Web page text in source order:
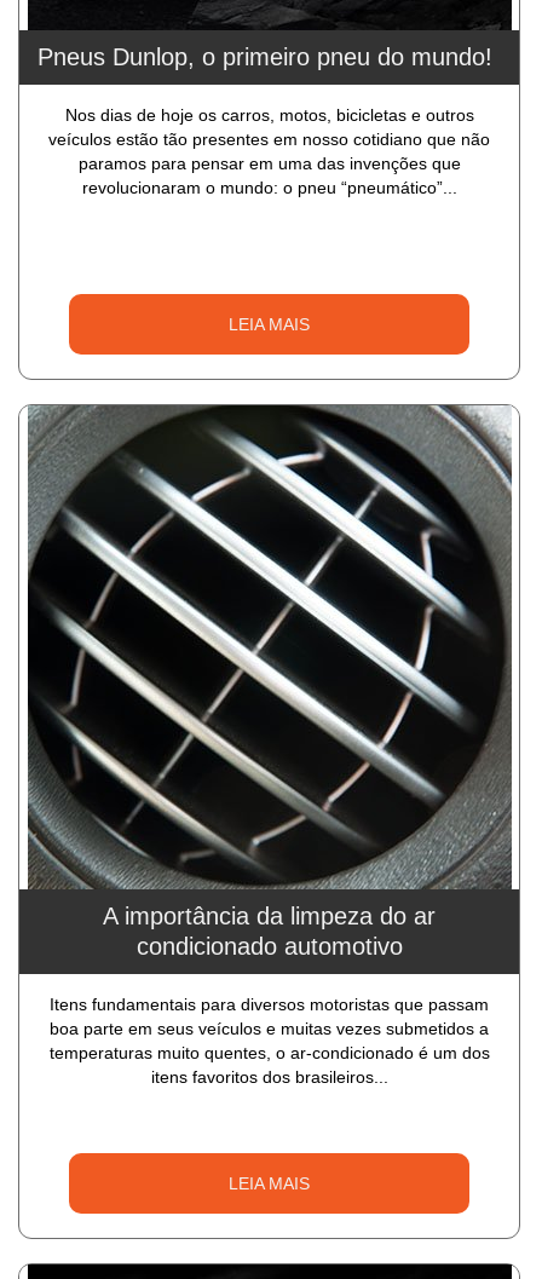
Pneus Dunlop, o primeiro pneu do mundo!
Nos dias de hoje os carros, motos, bicicletas e outros
veículos estão tão presentes em nosso cotidiano que não
paramos para pensar em uma das invenções que
revolucionaram o mundo: o pneu “pneumático”...
LEIA MAIS
A importância da limpeza do ar
condicionado automotivo
Itens fundamentais para diversos motoristas que passam
boa parte em seus veículos e muitas vezes submetidos a
temperaturas muito quentes, o ar-condicionado é um dos
itens favoritos dos brasileiros...
LEIA MAIS